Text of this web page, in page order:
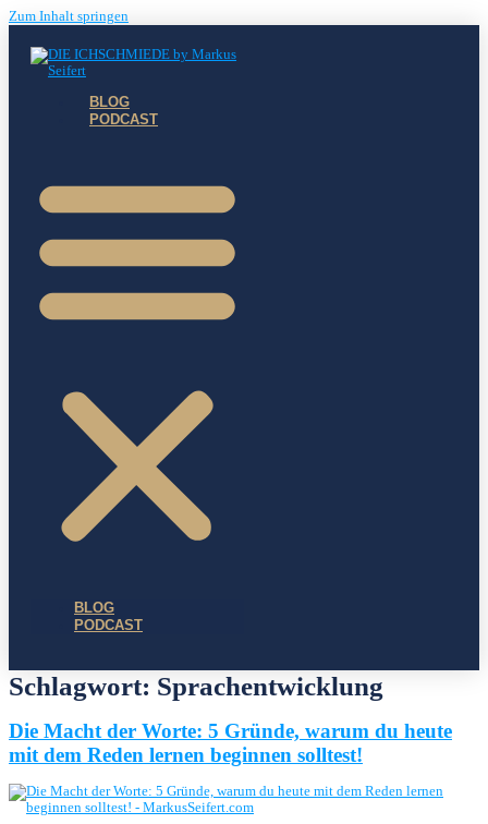
Zum Inhalt springen
BLOG
PODCAST
BLOG
PODCAST
Schlagwort: Sprachentwicklung
Die Macht der Worte: 5 Gründe, warum du heute
mit dem Reden lernen beginnen solltest!